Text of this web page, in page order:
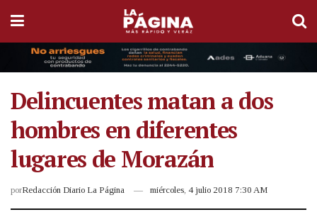
Delincuentes matan a dos
hombres en diferentes
lugares de Morazán
porRedacción Diario La Página miércoles, 4 julio 2018 7:30 AM